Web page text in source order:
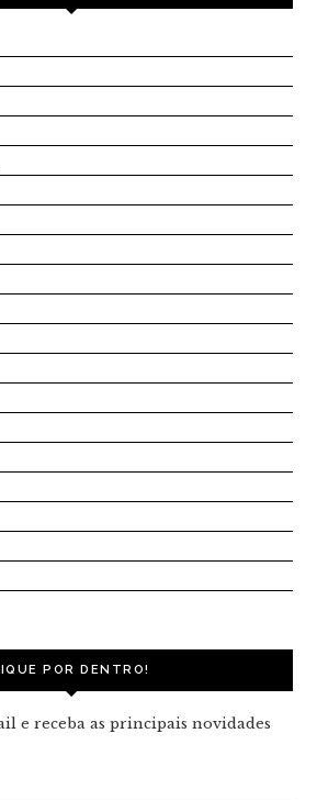
POR DENTRO!
e receba as principais novidades